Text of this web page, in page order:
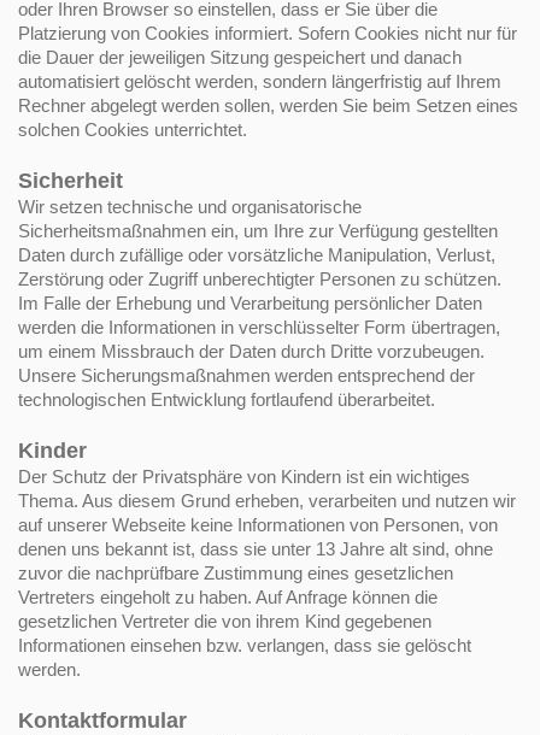
oder Ihren Browser so einstellen, dass er Sie über die
Platzierung von Cookies informiert. Sofern Cookies nicht nur für
die Dauer der jeweiligen Sitzung gespeichert und danach
automatisiert gelöscht werden, sondern längerfristig auf Ihrem
Rechner abgelegt werden sollen, werden Sie beim Setzen eines
solchen Cookies unterrichtet.
Sicherheit
Wir setzen technische und organisatorische
Sicherheitsmaßnahmen ein, um Ihre zur Verfügung gestellten
Daten durch zufällige oder vorsätzliche Manipulation, Verlust,
Zerstörung oder Zugriff unberechtigter Personen zu schützen.
Im Falle der Erhebung und Verarbeitung persönlicher Daten
werden die Informationen in verschlüsselter Form übertragen,
um einem Missbrauch der Daten durch Dritte vorzubeugen.
Unsere Sicherungsmaßnahmen werden entsprechend der
technologischen Entwicklung fortlaufend überarbeitet.
Kinder
Der Schutz der Privatsphäre von Kindern ist ein wichtiges
Thema. Aus diesem Grund erheben, verarbeiten und nutzen wir
auf unserer Webseite keine Informationen von Personen, von
denen uns bekannt ist, dass sie unter 13 Jahre alt sind, ohne
zuvor die nachprüfbare Zustimmung eines gesetzlichen
Vertreters eingeholt zu haben. Auf Anfrage können die
gesetzlichen Vertreter die von ihrem Kind gegebenen
Informationen einsehen bzw. verlangen, dass sie gelöscht
werden.
Kontaktformular